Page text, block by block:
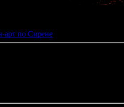
арт по Сирене